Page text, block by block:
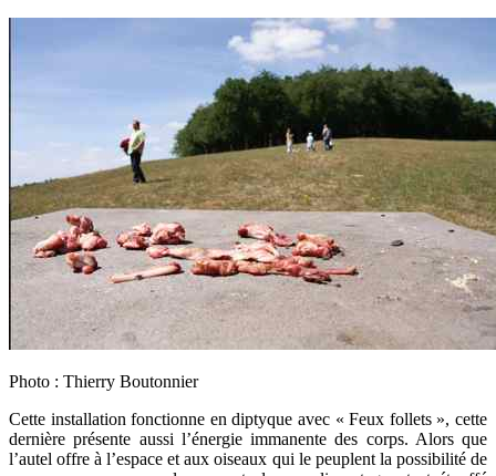
Photo : Thierry Boutonnier
Cette installation fonctionne en diptyque avec « Feux follets », cette
dernière présente aussi l’énergie immanente des corps. Alors que
l’autel offre à l’espace et aux oiseaux qui le peuplent la possibilité de